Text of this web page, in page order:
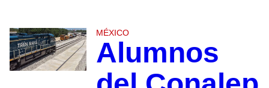
MÉXICO
Alumnos